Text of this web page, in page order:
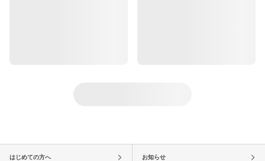
はじめての方へ お知らせ